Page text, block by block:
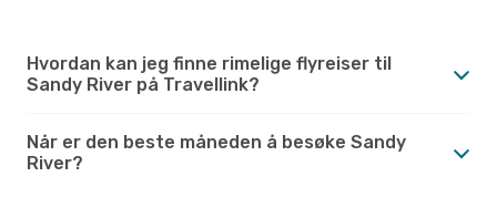
Hvordan kan jeg finne rimelige flyreiser til
Sandy River på Travellink?
Når er den beste måneden å besøke Sandy
River?